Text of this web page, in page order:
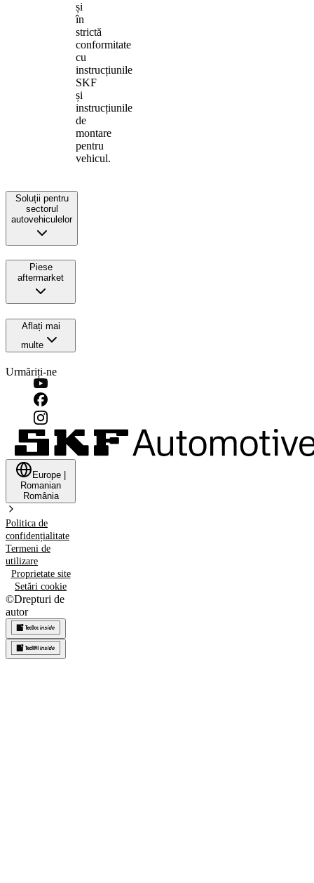
și
în
strictă
conformitate
cu
instrucțiunile
SKF
și
instrucțiunile
de
montare
pentru
vehicul.
Soluții pentru
sectorul
autovehiculelor
Piese
aftermarket
Aflați mai
multe
Urmăriți-ne
Europe
Romanian
România
Politica de
confidențialitate
Termeni de
utilizare
Proprietate site
Setări cookie
©Drepturi de
autor